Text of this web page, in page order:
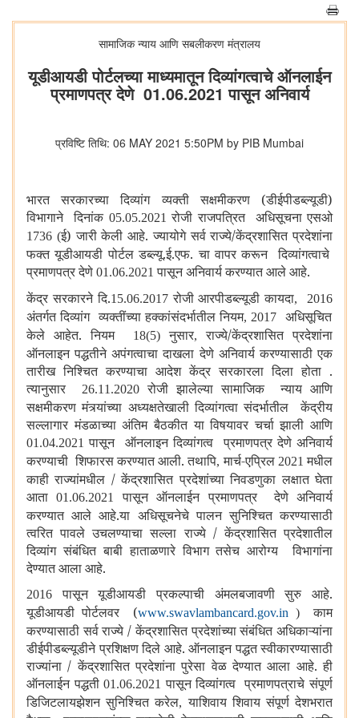
सामाजिक न्याय आणि सबलीकरण मंत्रालय
यूडीआयडी पोर्टलच्या माध्यमातून दिव्यांगत्वाचे ऑनलाईन
प्रमाणपत्र देणे 01.06.2021 पासून अनिवार्य
प्रविष्टि तिथि: 06 MAY 2021 5:50PM by PIB Mumbai
भारत सरकारच्या दिव्यांग व्यक्ती सक्षमीकरण (डीईपीडब्ल्यूडी)
विभागाने दिनांक 05.05.2021 रोजी राजपत्रित अधिसूचना एसओ
1736 (ई) जारी केली आहे. ज्यायोगे सर्व राज्ये/केंद्रशासित प्रदेशांना
फक्त यूडीआयडी पोर्टल डब्ल्यू.ई.एफ. चा वापर करून दिव्यांगत्वाचे
प्रमाणपत्र देणे 01.06.2021पासून अनिवार्य करण्यात आले आहे.
केंद्र सरकारने दि.15.06.2017रोजी आरपीडब्ल्यूडी कायदा, 2016
अंतर्गत दिव्यांग व्यक्तींच्या हक्कांसंदर्भातील नियम, 2017
अधिसूचित
केले आहेत. नियम
18(5)नुसार,राज्ये/केंद्रशासित प्रदेशांना
ऑनलाइन पद्धतीने अपंगत्वाचा दाखला देणे अनिवार्य करण्यासाठी एक
तारीख निश्चित करण्याचा आदेश केंद्र सरकारला दिला होता .
त्यानुसार
26.11.2020 रोजी झालेल्या सामाजिक न्याय आणि
सक्षमीकरण मंत्र्यांच्या अध्यक्षतेखाली दिव्यांगत्वा संदर्भातील केंद्रीय
सल्लागार मंडळाच्या अंतिम बैठकीत या विषयावर चर्चा झाली आणि
01.04.2021 पासून ऑनलाइन दिव्यांगत्व प्रमाणपत्र देणे अनिवार्य
करण्याची शिफारस करण्यात आली. तथापि,मार्च-एप्रिल 2021 मधील
काही राज्यांमधील / केंद्रशासित प्रदेशांच्या निवडणुका लक्षात घेता
आता01.06.2021
पासून ऑनलाईन प्रमाणपत्र देणे अनिवार्य
करण्यात आले आहे.या अधिसूचनेचे पालन सुनिश्चित करण्यासाठी
त्वरित पावले उचलण्याचा सल्ला राज्ये / केंद्रशासित प्रदेशातील
दिव्यांग संबंधित बाबी हाताळणारे विभाग तसेच आरोग्य विभागांना
देण्यात आला आहे.
2016
पासून यूडीआयडी प्रकल्पाची अंमलबजावणी सुरु आहे.
यूडीआयडी पोर्टलवर (www.swavlambancard.gov.in )काम
करण्यासाठी सर्व राज्ये / केंद्रशासित प्रदेशांच्या संबंधित अधिकाऱ्यांना
डीईपीडब्ल्यूडीने प्रशिक्षण दिले आहे. ऑनलाइन पद्धत स्वीकारण्यासाठी
राज्यांना / केंद्रशासित प्रदेशांना पुरेसा वेळ देण्यात आला आहे. ही
ऑनलाईन पद्धती01.06.2021 पासून दिव्यांगत्व प्रमाणपत्राचे संपूर्ण
डिजिटलायझेशन सुनिश्चित करेल,याशिवाय शिवाय संपूर्ण देशभरात